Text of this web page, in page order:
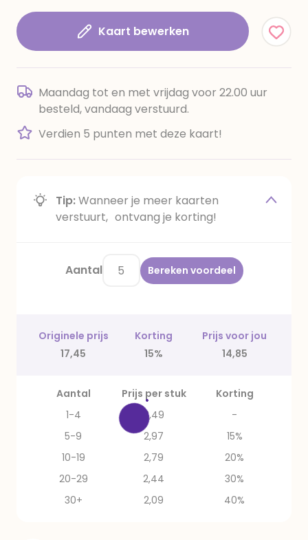
Kaart bewerken
Maandag tot en met vrijdag voor 22.00 uur
besteld, vandaag verstuurd.
Verdien 5 punten met deze kaart!
Tip:Wanneer je meer kaarten
verstuurt, ontvang je korting!
Aantal Bereken voordeel
Originele prijs Korting
Prijs voor jou
17,45
15% 14,85
Aantal Prijs per stuk
Korting
1-4
3,49
-
5-9
2,97
15%
10-19
2,79
20%
20-29
2,44
30%
30+
2,09 40%